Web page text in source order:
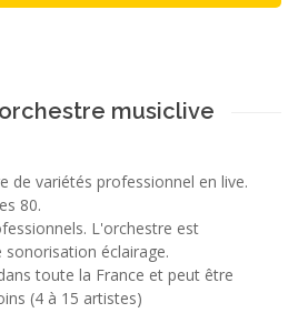
musiclive
de variétés professionnel en live.
80.
L'orchestre est
éclairage.
toute la France et peut être
(4 à 15 artistes)